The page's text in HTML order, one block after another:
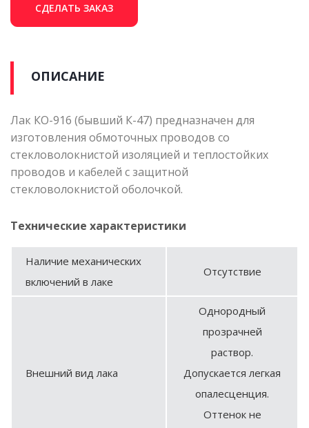
СДЕЛАТЬ ЗАКАЗ
ОПИСАНИЕ
Лак КО-916 (бывший К-47) предназначен для
изготовления обмоточных проводов со
стекловолокнистой изоляцией и теплостойких
проводов и кабелей с защитной
стекловолокнистой оболочкой.
Технические характеристики
Наличие механических
включений в лаке
Отсутствие
Внешний вид лака
Однородный
прозрачней
раствор.
Допускается легкая
опалесценция.
Оттенок не